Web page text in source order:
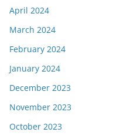
April 2024
March 2024
February 2024
January 2024
December 2023
November 2023
October 2023